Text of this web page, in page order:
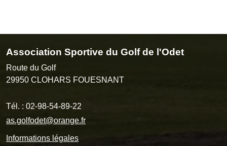
Association Sportive du Golf de l'Odet
Route du Golf
29950 CLOHARS FOUESNANT
Tél. : 02-98-54-89-22
as.golfodet@orange.fr
Informations légales